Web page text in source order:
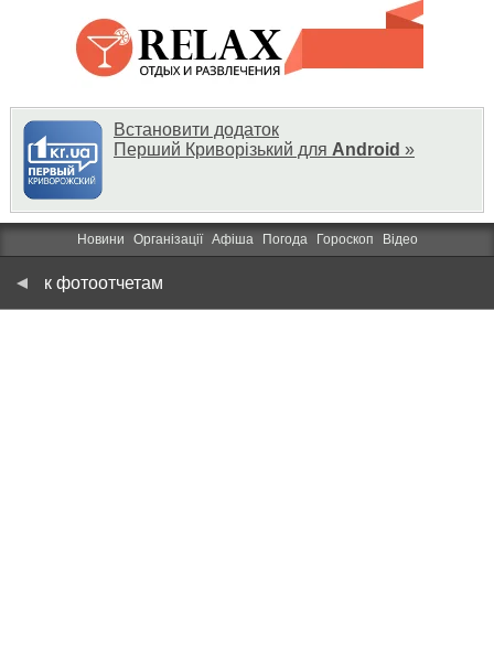
Встановити додаток
Перший Криворізький для Android »
Новини Організації Афіша Погода Гороскоп Відео
к фотоотчетам